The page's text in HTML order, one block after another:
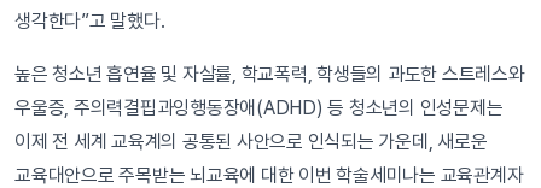
생각한다”고 말했다.
높은 청소년 흡연율 및 자살률, 학교폭력, 학생들의 과도한 스트레스와
우울증, 주의력결핍과잉행동장애(ADHD) 등 청소년의 인성문제는
이제 전 세계 교육계의 공통된 사안으로 인식되는 가운데, 새로운
교육대안으로 주목받는 뇌교육에 대한 이번 학술세미나는 교육관계자